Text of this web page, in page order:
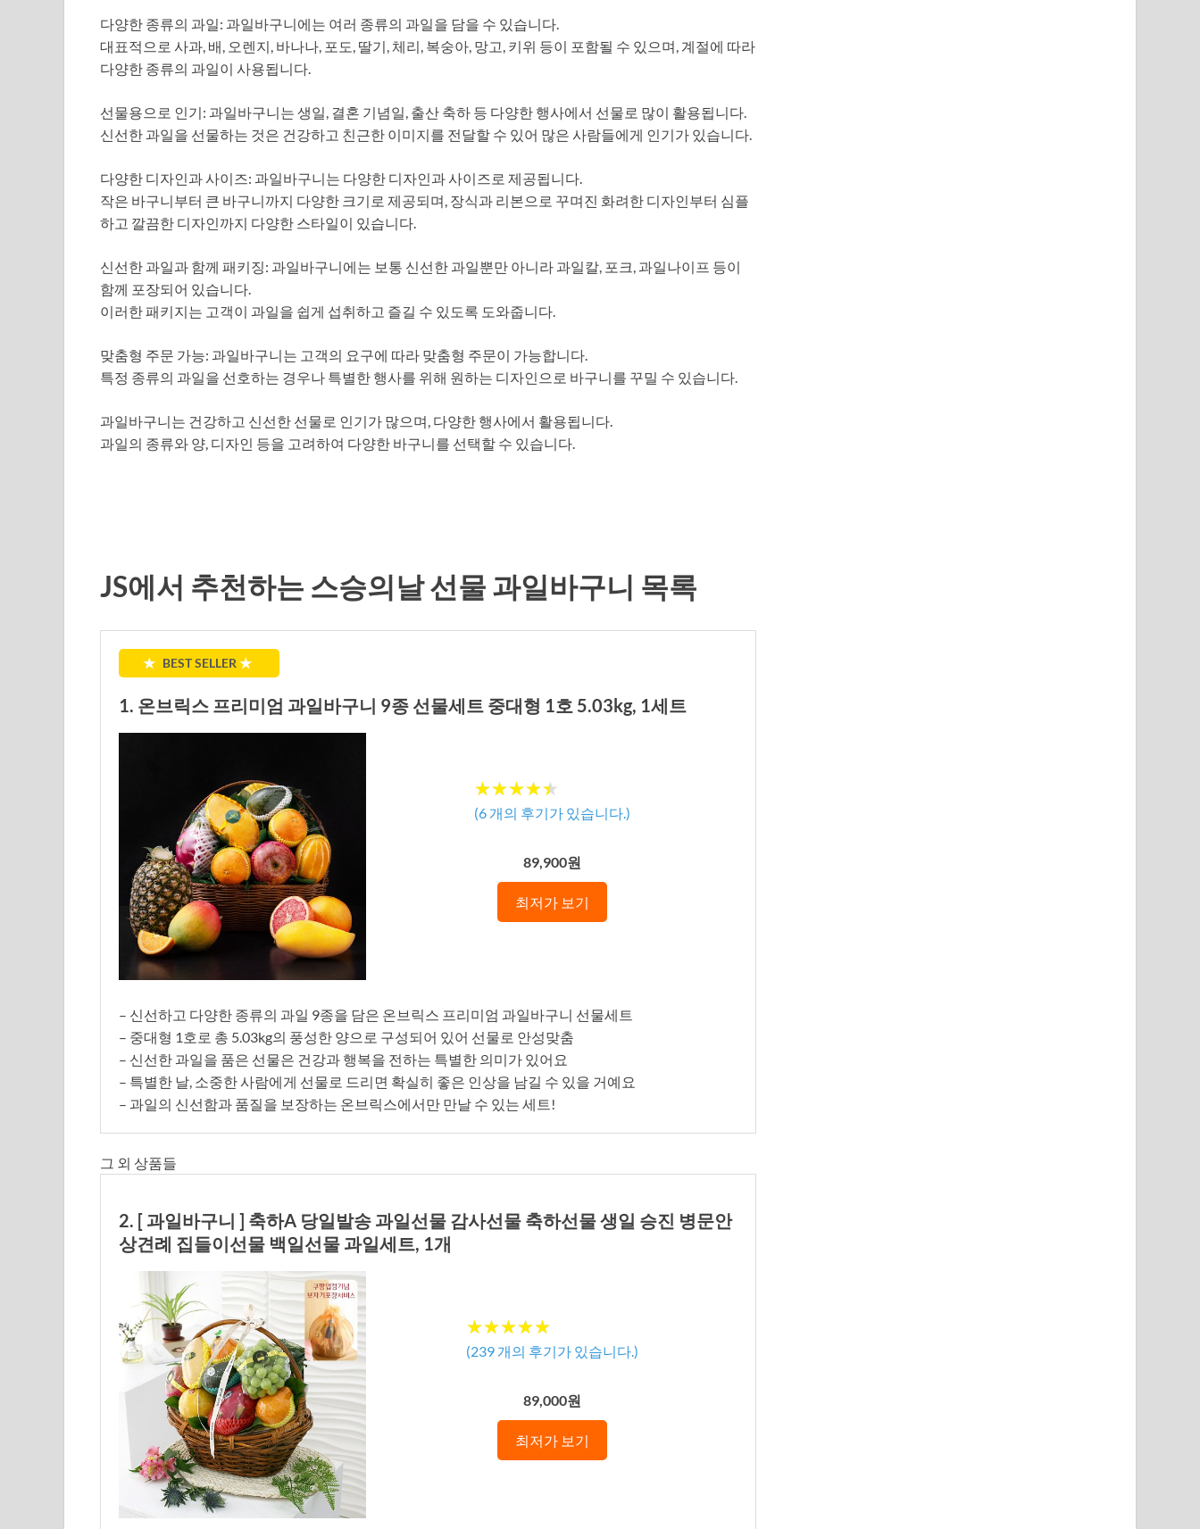
다양한 종류의 과일: 과일바구니에는 여러 종류의 과일을 담을 수 있습니다.
대표적으로 사과, 배, 오렌지, 바나나, 포도, 딸기, 체리, 복숭아, 망고, 키위 등이 포함될 수 있으며, 계절에 따라
다양한 종류의 과일이 사용됩니다.
선물용으로 인기: 과일바구니는 생일, 결혼 기념일, 출산 축하 등 다양한 행사에서 선물로 많이 활용됩니다.
신선한 과일을 선물하는 것은 건강하고 친근한 이미지를 전달할 수 있어 많은 사람들에게 인기가 있습니다.
다양한 디자인과 사이즈: 과일바구니는 다양한 디자인과 사이즈로 제공됩니다.
작은 바구니부터 큰 바구니까지 다양한 크기로 제공되며, 장식과 리본으로 꾸며진 화려한 디자인부터 심플
하고 깔끔한 디자인까지 다양한 스타일이 있습니다.
신선한 과일과 함께 패키징: 과일바구니에는 보통 신선한 과일뿐만 아니라 과일칼, 포크, 과일나이프 등이
함께 포장되어 있습니다.
이러한 패키지는 고객이 과일을 쉽게 섭취하고 즐길 수 있도록 도와줍니다.
맞춤형 주문 가능: 과일바구니는 고객의 요구에 따라 맞춤형 주문이 가능합니다.
특정 종류의 과일을 선호하는 경우나 특별한 행사를 위해 원하는 디자인으로 바구니를 꾸밀 수 있습니다.
과일바구니는 건강하고 신선한 선물로 인기가 많으며, 다양한 행사에서 활용됩니다.
과일의 종류와 양, 디자인 등을 고려하여 다양한 바구니를 선택할 수 있습니다.
JS에서 추천하는 스승의날 선물 과일바구니 목록
★ BEST SELLER ★
1. 온브릭스 프리미엄 과일바구니 9종 선물세트 중대형 1호 5.03kg, 1세트
★★★★★
★★★★★
(6개의 후기가 있습니다.)
89,900원
최저가 보기
– 신선하고 다양한 종류의 과일 9종을 담은 온브릭스 프리미엄 과일바구니 선물세트
– 중대형 1호로 총 5.03kg의 풍성한 양으로 구성되어 있어 선물로 안성맞춤
– 신선한 과일을 품은 선물은 건강과 행복을 전하는 특별한 의미가 있어요
– 특별한 날, 소중한 사람에게 선물로 드리면 확실히 좋은 인상을 남길 수 있을 거예요
– 과일의 신선함과 품질을 보장하는 온브릭스에서만 만날 수 있는 세트!
그 외 상품들
2. [ 과일바구니 ] 축하A 당일발송 과일선물 감사선물 축하선물 생일 승진 병문안
상견례 집들이선물 백일선물 과일세트, 1개
★★★★★
★★★★★
(239개의 후기가 있습니다.)
89,000원
최저가 보기